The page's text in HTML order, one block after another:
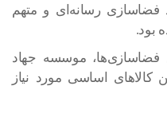
فضاسازی رسانه‌ای و متهم
بود.
فضاسازی‌ها، موسسه جهاد
کالاهای اساسی مورد نیاز